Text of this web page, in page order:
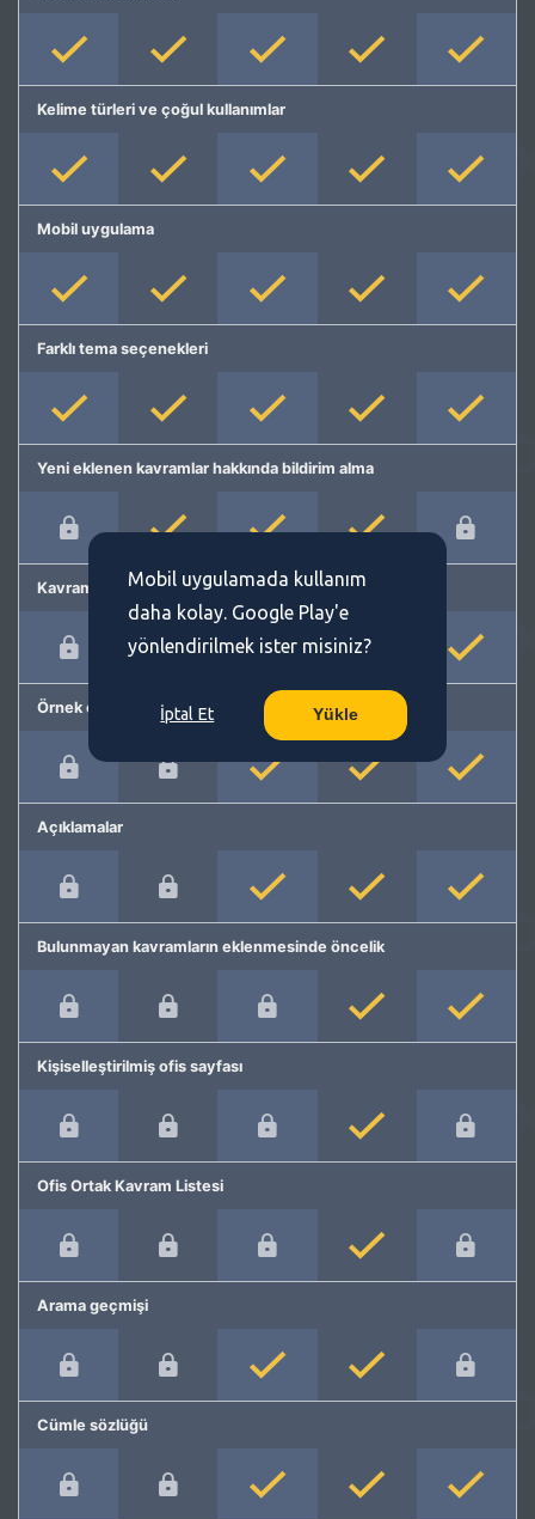
Kelime türleri ve çoğul kullanımlar
Mobil uygulama
Farklı tema seçenekleri
Yeni eklenen kavramlar hakkında bildirim alma
Kavram önerme
Örnek cümleler
Açıklamalar
Bulunmayan kavramların eklenmesinde öncelik
Kişiselleştirilmiş ofis sayfası
Ofis Ortak Kavram Listesi
Arama geçmişi
Cümle sözlüğü
Mobil uygulamada kullanım
daha kolay. Google Play'e
yönlendirilmek ister misiniz?
İptal Et Yükle